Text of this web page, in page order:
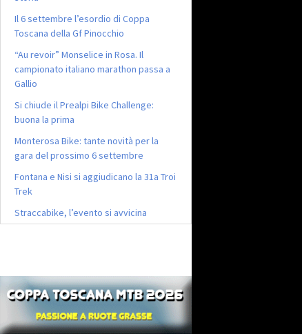
Il 6 settembre l’esordio di Coppa
Toscana della Gf Pinocchio
“Au revoir” Monselice in Rosa. Il
campionato italiano marathon passa a
Gallio
Si chiude il Prealpi Bike Challenge:
buona la prima
Monterosa Bike: tante novità per la
gara del prossimo 6 settembre
Fontana e Nisi si aggiudicano la 31a Troi
Trek
Straccabike, l’evento si avvicina